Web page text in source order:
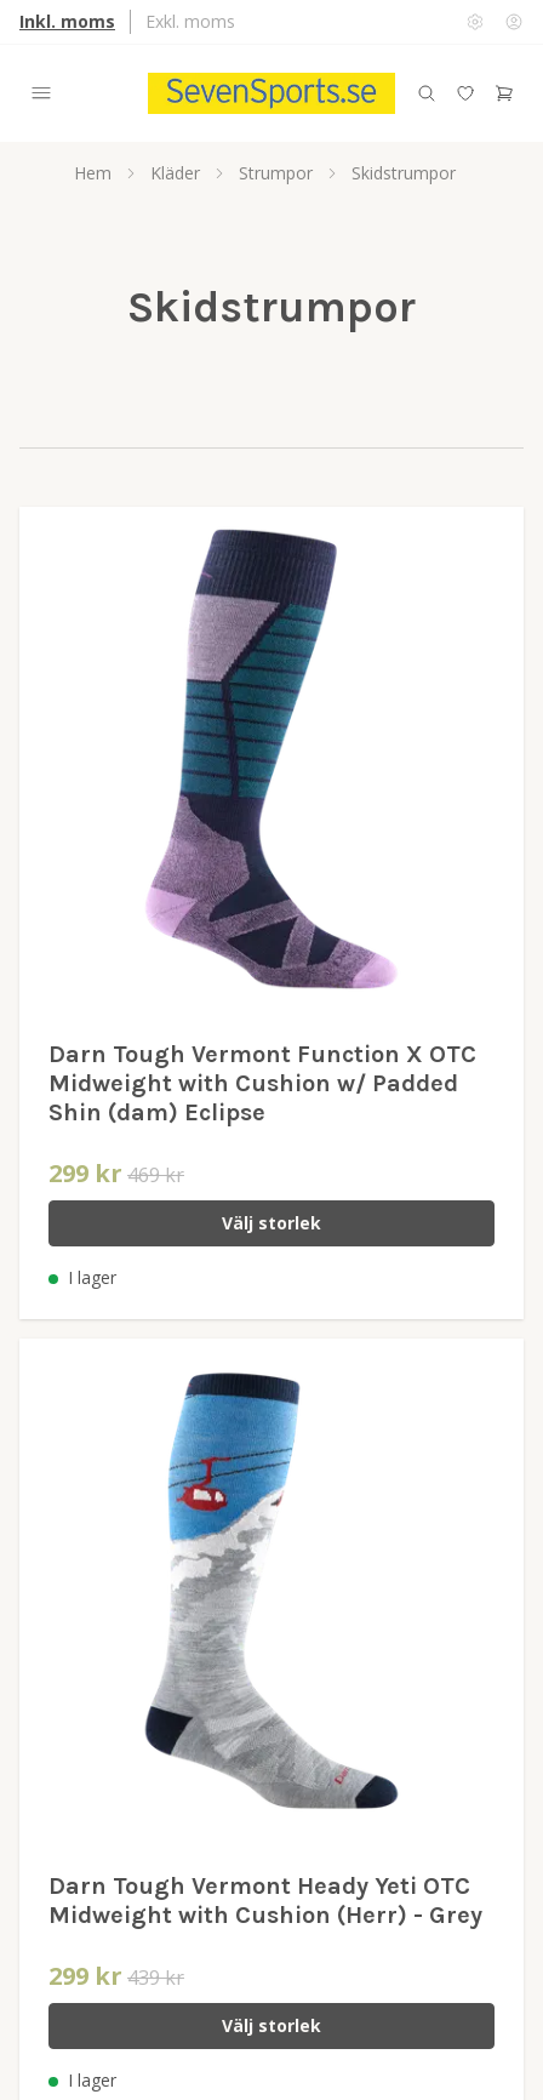
Inkl. moms Exkl. moms
Hem Kläder Strumpor Skidstrumpor
Skidstrumpor
Darn Tough Vermont Function X OTC
Midweight with Cushion w/ Padded
Shin (dam) Eclipse
299 kr 469 kr
Välj storlek
I lager
Darn Tough Vermont Heady Yeti OTC
Midweight with Cushion (Herr) - Grey
299 kr 439 kr
Välj storlek
I lager